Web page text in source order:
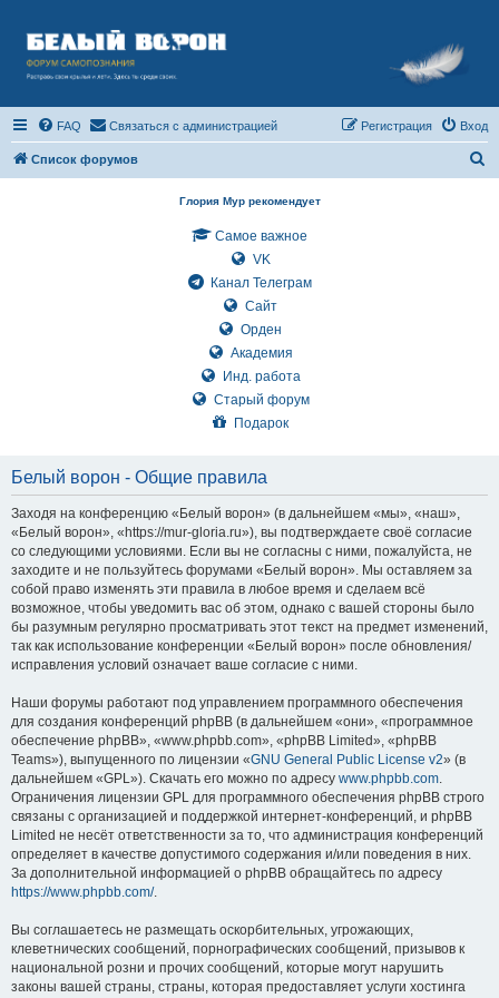
FAQ Связаться с администрацией Вход
Регистрация
Список форумов
Глория Мур рекомендует
Самое важное
VK
Канал Телеграм
Сайт
Орден
Академия
Инд. работа
Старый форум
Подарок
Белый ворон - Общие правила
Заходя на конференцию «Белый ворон» (в дальнейшем «мы», «наш»,
«Белый ворон», «https://mur-gloria.ru»), вы подтверждаете своё согласие
со следующими условиями. Если вы не согласны с ними, пожалуйста, не
заходите и не пользуйтесь форумами «Белый ворон». Мы оставляем за
собой право изменять эти правила в любое время и сделаем всё
возможное, чтобы уведомить вас об этом, однако с вашей стороны было
бы разумным регулярно просматривать этот текст на предмет изменений,
так как использование конференции «Белый ворон» после обновления/
исправления условий означает ваше согласие с ними.
Наши форумы работают под управлением программного обеспечения
для создания конференций phpBB (в дальнейшем «они», «программное
обеспечение phpBB», «www.phpbb.com», «phpBB Limited», «phpBB
Teams»), выпущенного по лицензии «GNU General Public License v2» (в
дальнейшем «GPL»). Скачать его можно по адресу www.phpbb.com
Ограничения лицензии GPL для программного обеспечения phpBB строго
связаны с организацией и поддержкой интернет-конференций, и phpBB
Limited не несёт ответственности за то, что администрация конференций
определяет в качестве допустимого содержания и/или поведения в них.
За дополнительной информацией о phpBB обращайтесь по адресу
https://www.phpbb.com/.
Вы соглашаетесь не размещать оскорбительных, угрожающих,
клеветнических сообщений, порнографических сообщений, призывов к
национальной розни и прочих сообщений, которые могут нарушить
законы вашей страны, страны, которая предоставляет услуги хостинга